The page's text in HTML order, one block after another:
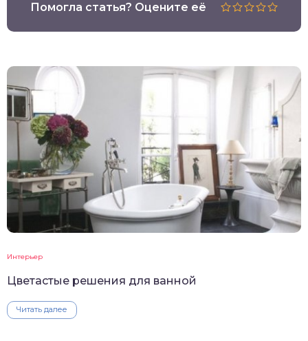
Помогла статья? Оцените её
Интерьер
Цветастые решения для ванной
Читать далее